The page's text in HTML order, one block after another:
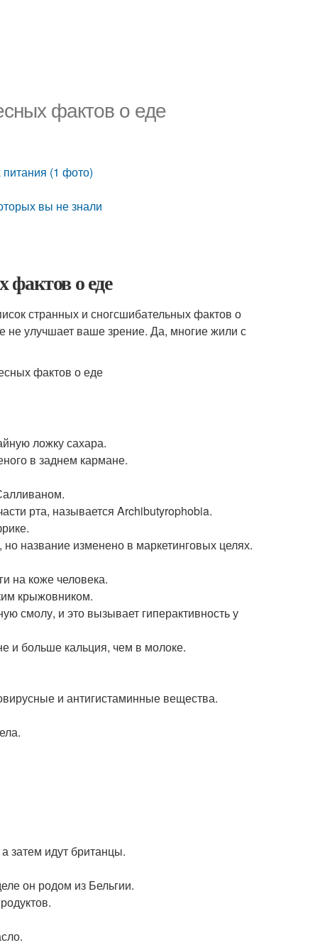
фактов о еде
(1 фото)
вы не знали
фактов о еде
странных и сногсшибательных фактов о
не улучшает ваше зрение. Да, многие жили с
ложку сахара.
в заднем кармане.
рта, называется Archibutyrophobia.
название изменено в маркетинговых целях.
на коже человека.
крыжовником.
смолу, и это вызывает гиперактивность у
и больше кальция, чем в молоке.
и антигистаминные вещества.
затем идут британцы.
он родом из Бельгии.